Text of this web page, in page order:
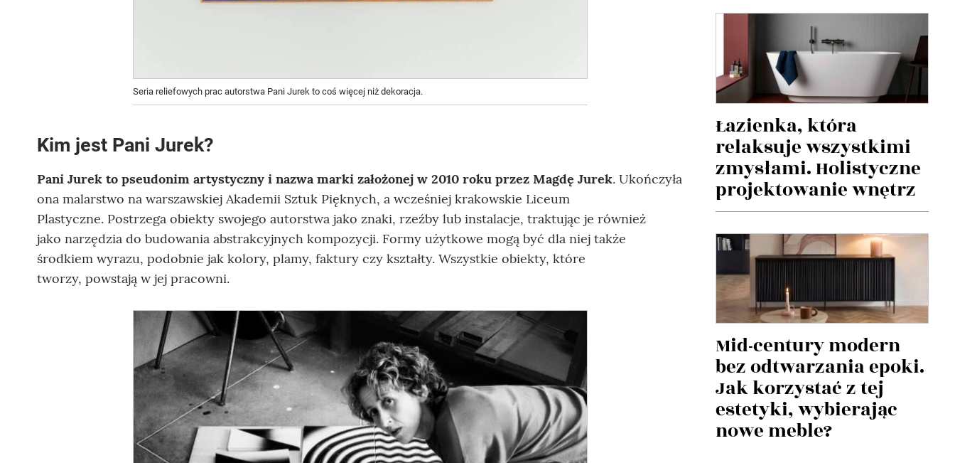
Seria reliefowych prac autorstwa Pani Jurek to coś więcej niż dekoracja.
Kim jest Pani Jurek?
Pani Jurek to pseudonim artystyczny i nazwa marki założonej w 2010 roku przez Magdę Jurek. Ukończyła
ona malarstwo na warszawskiej Akademii Sztuk Pięknych, a wcześniej krakowskie Liceum
Plastyczne. Postrzega obiekty swojego autorstwa jako znaki, rzeźby lub instalacje, traktując je również
jako narzędzia do budowania abstrakcyjnych kompozycji. Formy użytkowe mogą być dla niej także
środkiem wyrazu, podobnie jak kolory, plamy, faktury czy kształty. Wszystkie obiekty, które
tworzy, powstają w jej pracowni.
Łazienka, która
relaksuje wszystkimi
zmysłami. Holistyczne
projektowanie wnętrz
Mid-century modern
bez odtwarzania epoki.
Jak korzystać z tej
estetyki, wybierając
nowe meble?